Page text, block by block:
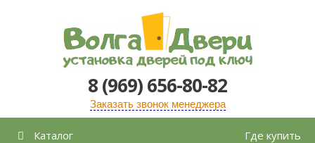
содержимому
8 (969) 656-80-82
Заказать звонок менеджера
Каталог Где купить